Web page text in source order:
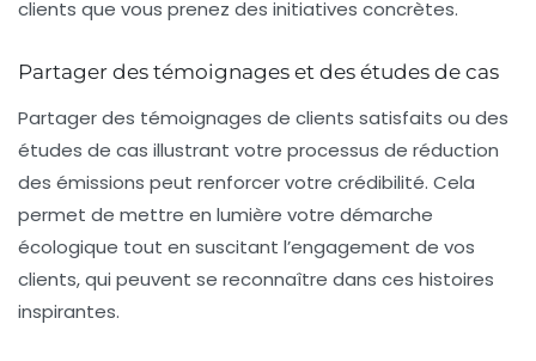
clients que vous prenez des initiatives concrètes.
Partager des témoignages et des études de cas
Partager des témoignages de clients satisfaits ou des
études de cas illustrant votre processus de réduction
des émissions peut renforcer votre crédibilité. Cela
permet de mettre en lumière votre démarche
écologique tout en suscitant l’engagement de vos
clients, qui peuvent se reconnaître dans ces histoires
inspirantes.